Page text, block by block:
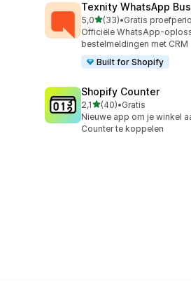
Texnity WhatsApp
5,0van 5 sterren
(33)
33 recensies in totaal
•
Officiële WhatsApp-
bestelmeldingen met CRM
Built for Shopify
Shopify Counter
2,1van 5 sterren
(40)
40 recensies in totaal
•Gratis
Nieuwe app om je winkel
Counter te koppelen